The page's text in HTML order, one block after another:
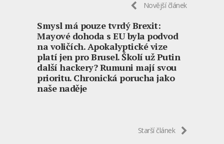
Novější článek
Smysl má pouze tvrdý Brexit:
Mayové dohoda s EU byla podvod
na voličích. Apokalyptické vize
platí jen pro Brusel. Školí už Putin
další hackery? Rumuni mají svou
prioritu. Chronická porucha jako
naše naděje
Starší článek